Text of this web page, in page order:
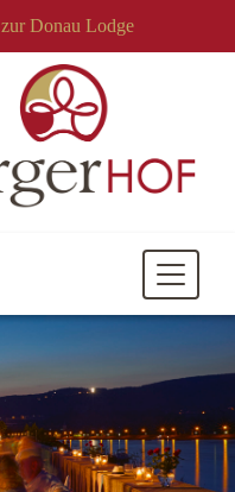
zur Donau Lodge
Mobile